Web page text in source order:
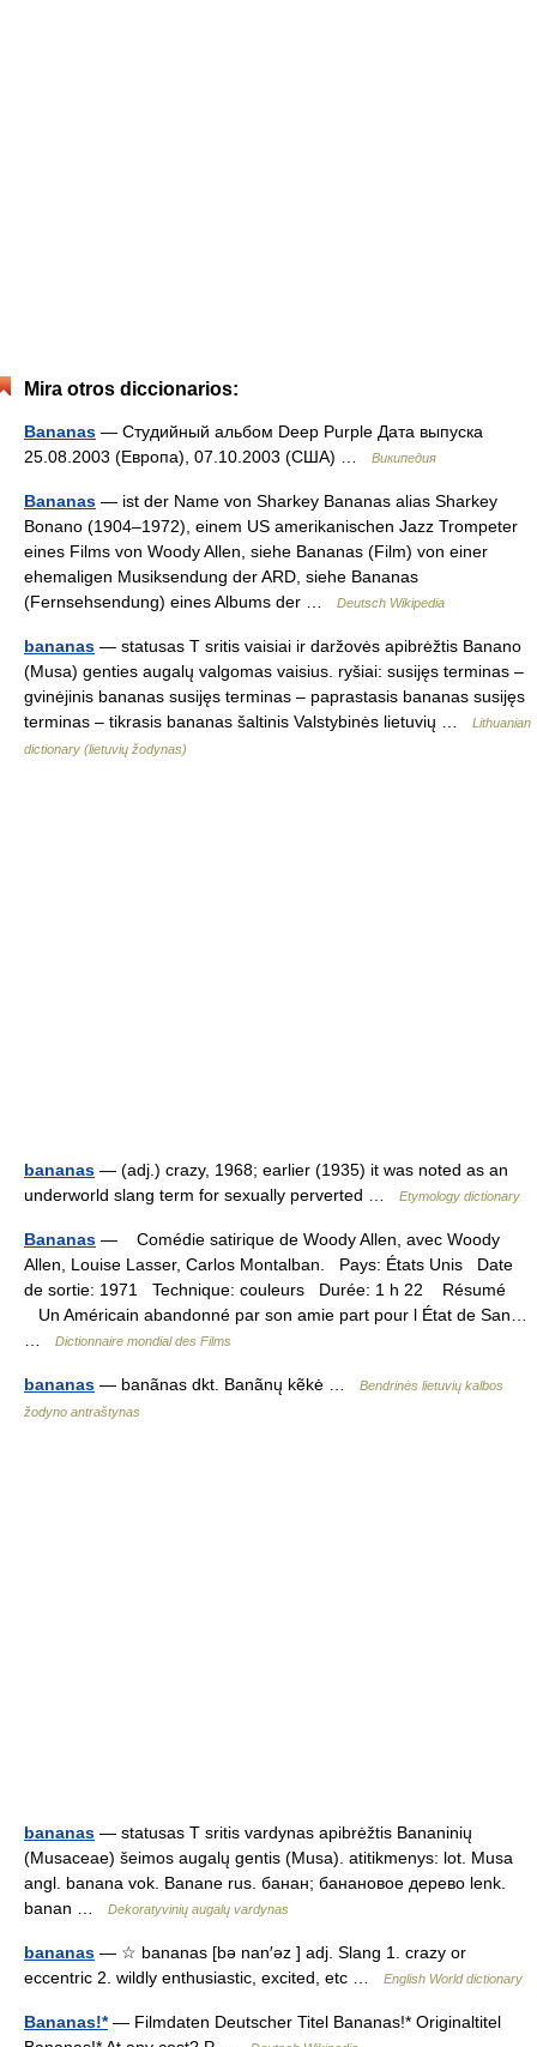
Mira otros diccionarios:
Bananas — Студийный альбом Deep Purple Дата выпуска
25.08.2003 (Европа), 07.10.2003 (США) …
Википедия
Bananas — ist der Name von Sharkey Bananas alias Sharkey
Bonano (1904–1972), einem US amerikanischen Jazz Trompeter
eines Films von Woody Allen, siehe Bananas (Film) von einer
ehemaligen Musiksendung der ARD, siehe Bananas
(Fernsehsendung) eines Albums der …
Deutsch Wikipedia
bananas — statusas T sritis vaisiai ir daržovės apibrėžtis Banano
(Musa) genties augalų valgomas vaisius. ryšiai: susijęs terminas –
gvinėjinis bananas susijęs terminas – paprastasis bananas susijęs
terminas – tikrasis bananas šaltinis Valstybinės lietuvių …
Lithuanian
dictionary (lietuvių žodynas)
bananas — (adj.) crazy, 1968; earlier (1935) it was noted as an
underworld slang term for sexually perverted …
Etymology dictionary
Bananas — Comédie satirique de Woody Allen, avec Woody
Allen, Louise Lasser, Carlos Montalban. Pays: États Unis Date
de sortie: 1971 Technique: couleurs Durée: 1 h 22 Résumé
Un Américain abandonné par son amie part pour l État de San…
Dictionnaire mondial des Films
bananas — banãnas dkt. Banãnų kẽkė …
Bendrinės lietuvių kalbos
žodyno antraštynas
bananas — statusas T sritis vardynas apibrėžtis Bananinių
(Musaceae) šeimos augalų gentis (Musa). atitikmenys: lot. Musa
angl. banana vok. Banane rus. банан; банановое дерево lenk.
banan …
Dekoratyvinių augalų vardynas
bananas — ☆ bananas [bə nan′əz ] adj. Slang 1. crazy or
eccentric 2. wildly enthusiastic, excited, etc …
English World dictionary
Bananas!*— Filmdaten Deutscher Titel Bananas!* Originaltitel